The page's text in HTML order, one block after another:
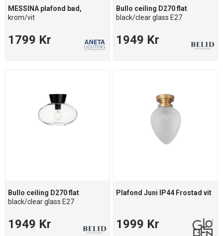
MESSINA plafond bad,
krom/vit
1799 Kr
Bullo ceiling D270 flat
black/clear glass E27
1949 Kr
Bullo ceiling D270 flat
black/clear glass E27
1949 Kr
Plafond Juni IP44 Frostad vit
1999 Kr